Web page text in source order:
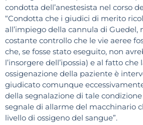
condotta dell’anestesista nel corso
“Condotta che i giudici di merito
all’impiego della cannula di Guedel,
costante controllo che le vie aeree
che, se fosse stato eseguito, non
l’insorgere dell’ipossia) e al fatto che
ossigenazione della paziente è
giudicato comunque
della segnalazione di tale
segnale di allarme del macchinario
livello di ossigeno del sangue”.